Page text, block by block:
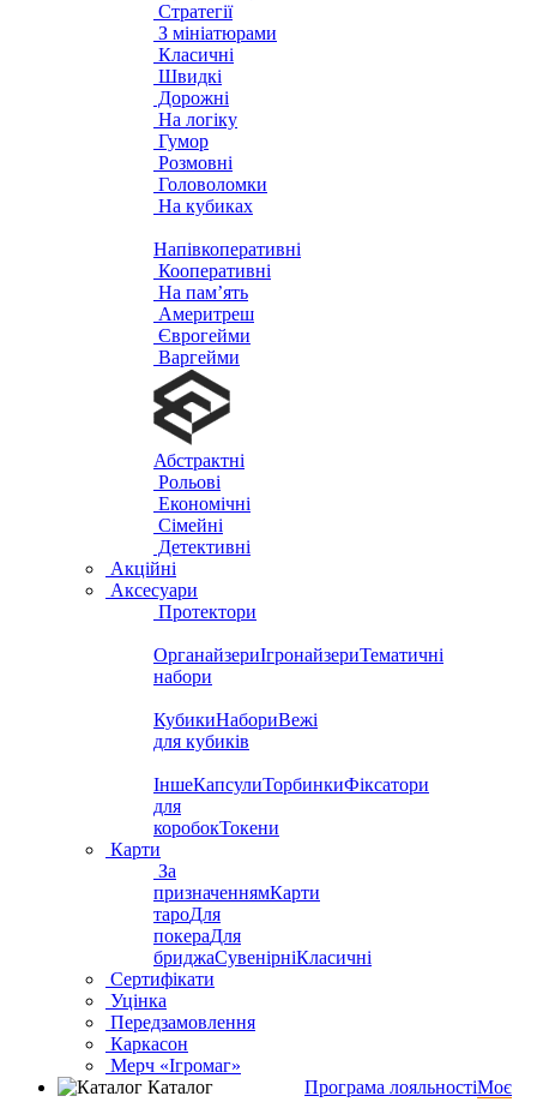
Стратегії
З мініатюрами
Класичні
Швидкі
Дорожні
На логіку
Гумор
Розмовні
Головоломки
На кубиках
Напівкоперативні
Кооперативні
На пам’ять
Америтреш
Єврогейми
Варгейми
Абстрактні
Рольові
Економічні
Сімейні
Детективні
Акційні
Аксесуари
Протектори
ОрганайзериІгронайзериТематичні
набори
КубикиНабориВежі
для кубиків
ІншеКапсулиТорбинкиФіксатори
для
коробокТокени
Карти
За
призначеннямКарти
тароДля
покераДля
бриджаСувенірніКласичні
Сертифікати
Уцінка
Передзамовлення
Каркасон
Мерч «Ігромаг»
Каталог
Програма лояльностіМоє